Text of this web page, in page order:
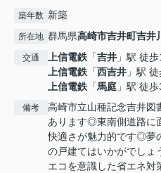
築年数 新築
所在地 群馬県高崎市吉井町吉井
交通 上信電鉄 「吉井 」駅 徒
上信電鉄 「西吉井 」駅
上信電鉄 「馬庭 」駅 徒
備考
高崎市立山種記念吉井図
あります◎東南側道路に
快適さが魅力的です◎夢
の戸建てはいかがでし
エコを意識した省エネ